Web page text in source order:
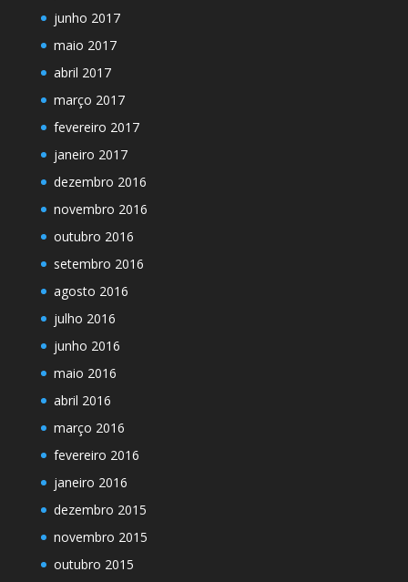
junho 2017
maio 2017
abril 2017
março 2017
fevereiro 2017
janeiro 2017
dezembro 2016
novembro 2016
outubro 2016
setembro 2016
agosto 2016
julho 2016
junho 2016
maio 2016
abril 2016
março 2016
fevereiro 2016
janeiro 2016
dezembro 2015
novembro 2015
outubro 2015